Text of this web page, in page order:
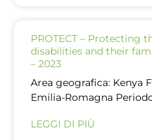
PROTECT – Protecting
disabilities and their
– 2023
Area geografica: Kenya
Emilia-Romagna
LEGGI DI PIÙ